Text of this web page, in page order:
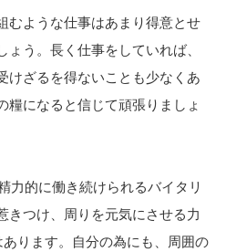
むような仕事はあまり得意とせ
う。長く仕事をしていれば、
けざるを得ないことも少なくあ
糧になると信じて頑張りましょ
力的に働き続けられるバイタリ
きつけ、周りを元気にさせる力
ります。自分の為にも、周囲の